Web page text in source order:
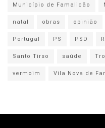
Município de Famalicão
natal
obras opinião
Portugal
PS PSD
Santo Tirso
saúde
vermoim
Vila Nova de